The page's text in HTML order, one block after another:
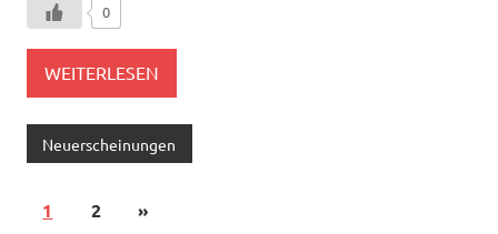
0
WEITERLESEN
Neuerscheinungen
1 2 »